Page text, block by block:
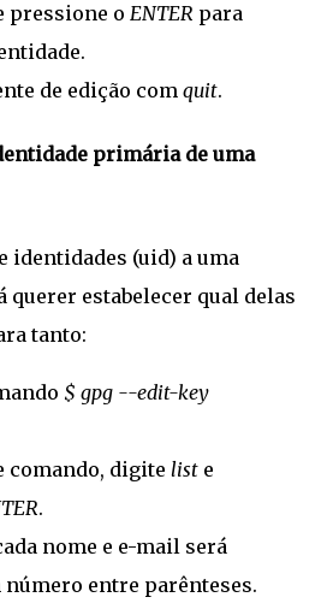
pressione o ENTER para
de edição com quit.
primária de uma
identidades (uid) a uma
querer estabelecer qual delas
tanto:
$ gpg --edit-key
comando, digite list e
.
nome e e-mail será
entre parênteses.